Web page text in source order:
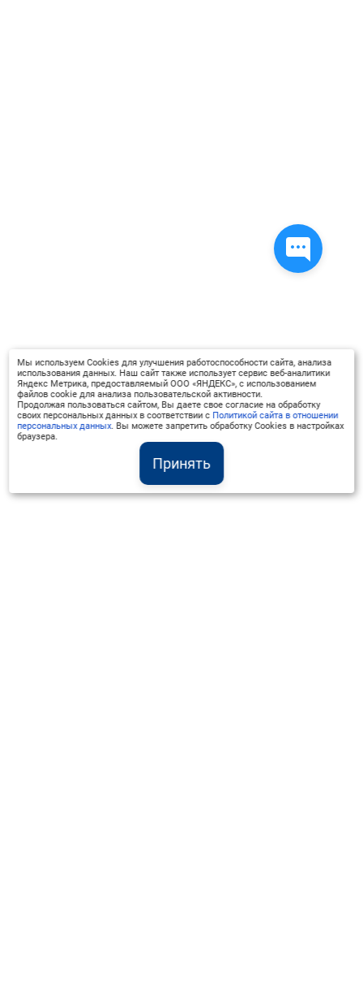
Принять
Мы используем Cookies для улучшения работоспособности сайта, анализа
использования данных. Наш сайт также использует сервис веб-аналитики
Яндекс Метрика, предоставляемый ООО «ЯНДЕКС», с использованием
файлов cookie для анализа пользовательской активности.
Продолжая пользоваться сайтом, Вы даете свое согласие на обработку
своих персональных данных в соответствии с Политикой сайта в отношении
персональных данных. Вы можете запретить обработку Cookies в настройках
браузера.